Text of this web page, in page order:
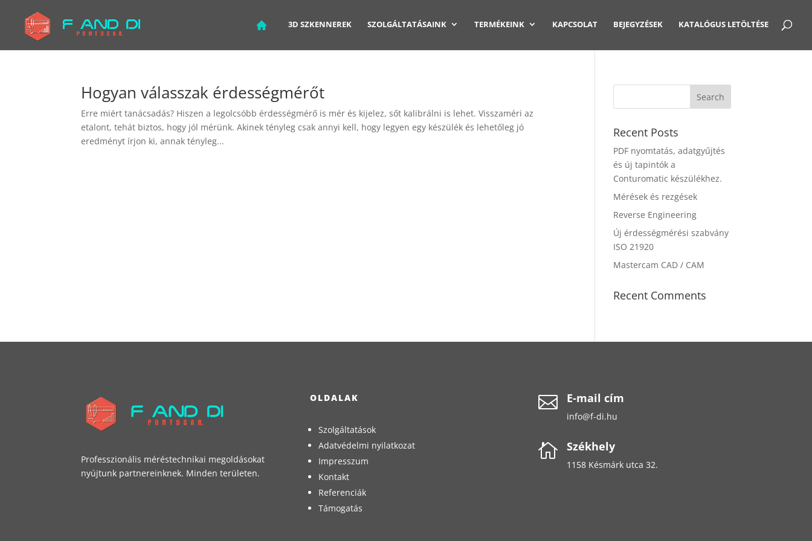
3D SZKENNEREK SZOLGÁLTATÁSAINK TERMÉKEINK KAPCSOLAT BEJEGYZÉSEK KATALÓGUS LETÖLTÉSE
Hogyan válasszak érdességmérőt
Erre miért tanácsadás? Hiszen a legolcsóbb érdességmérő is mér és kijelez, sőt kalibrálni is lehet. Visszaméri az
etalont, tehát biztos, hogy jól mérünk. Akinek tényleg csak annyi kell, hogy legyen egy készülék és lehetőleg jó
eredményt írjon ki, annak tényleg...
Recent Posts
PDF nyomtatás, adatgyűjtés
és új tapintók a
Conturomatic készülékhez.
Mérések és rezgések
Reverse Engineering
Új érdességmérési szabvány
ISO 21920
Mastercam CAD / CAM
Recent Comments
Professzionális méréstechnikai megoldásokat
nyújtunk partnereinknek. Minden területen.
OLDALAK
Szolgáltatások
Adatvédelmi nyilatkozat
Impresszum
Kontakt
Referenciák
Támogatás
 E-mail cím
info@f-di.hu
 Székhely
1158 Késmárk utca 32.